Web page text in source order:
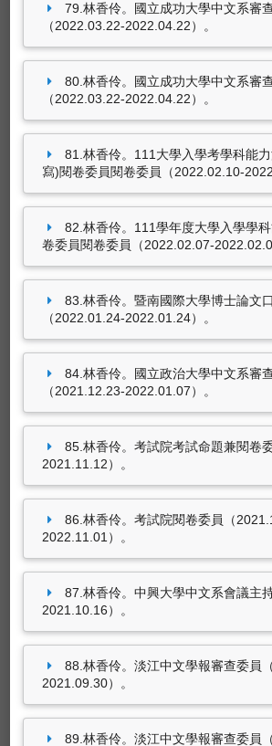
79.林香伶。國立成功大學中文系審
（2022.03.22-2022.04.22）。
80.林香伶。國立成功大學中文系審
（2022.03.22-2022.04.22）。
81.林香伶。111大學入學考學科能
寫)閱卷委員閱卷委員（2022.02.10-
82.林香伶。111學年度大學入學學
卷委員閱卷委員（2022.02.07-
83.林香伶。暨南國際大學博士論文
（2022.01.24-2022.01.24）。
84.林香伶。國立政治大學中文系審
（2021.12.23-2022.01.07）。
85.林香伶。考試院考試命題兼閱卷
2021.11.12）。
86.林香伶。考試院閱卷委員（
2022.11.01）。
87.林香伶。中興大學中文系會議主
2021.10.16）。
88.林香伶。淡江中文學報審查委員
2021.09.30）。
89.林香伶。淡江中文學報審查委員